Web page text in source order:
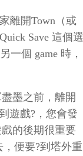
離開Town（或
Save 這個選
一個 game 時，
墨之前，離開
遊戲?，您會發
的後期很重要
便要?到塔外重